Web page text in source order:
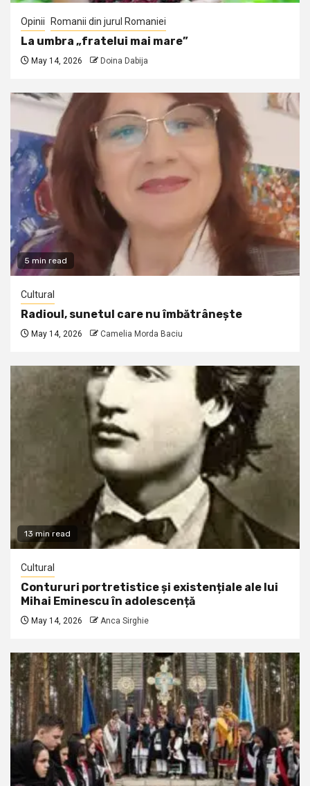
Opinii Romanii din jurul Romaniei
La umbra „fratelui mai mare”
May 14, 2026 Doina Dabija
5 min read
Cultural
Radioul, sunetul care nu îmbătrânește
May 14, 2026 Camelia Morda Baciu
13 min read
Cultural
Contururi portretistice și existențiale ale lui
Mihai Eminescu în adolescență
May 14, 2026 Anca Sirghie